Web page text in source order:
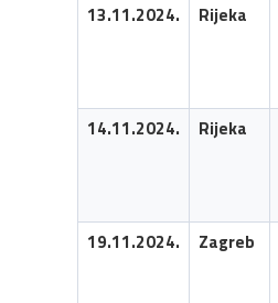
13.11.2024. Rijeka
14.11.2024. Rijeka
19.11.2024. Zagreb